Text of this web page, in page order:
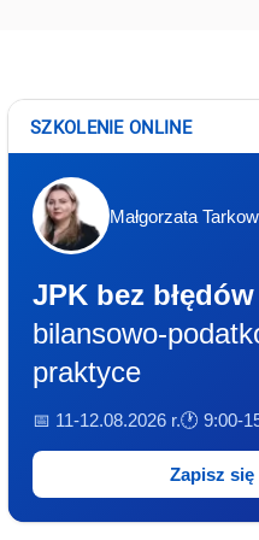
SZKOLENIE ONLINE
Małgorzata
JPK bez błędów
bilansowo-
praktyce
📅 11-12.08.2026 r.🕐 9:00-
Zapisz się